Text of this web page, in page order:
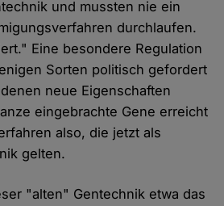
und mussten nie ein
durchlaufen.
Eine besondere Regulation
Sorten politisch gefordert
neue Eigenschaften
eingebrachte Gene erreicht
also, die jetzt als
gelten.
"alten" Gentechnik etwa das